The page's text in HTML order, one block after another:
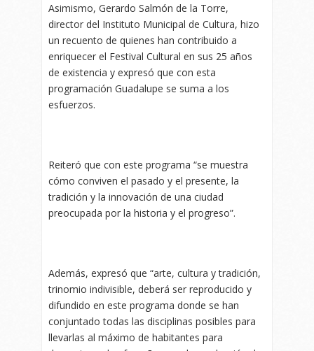
Asimismo, Gerardo Salmón de la Torre,
director del Instituto Municipal de Cultura, hizo
un recuento de quienes han contribuido a
enriquecer el Festival Cultural en sus 25 años
de existencia y expresó que con esta
programación Guadalupe se suma a los
esfuerzos.
Reiteró que con este programa “se muestra
cómo conviven el pasado y el presente, la
tradición y la innovación de una ciudad
preocupada por la historia y el progreso”.
Además, expresó que “arte, cultura y tradición,
trinomio indivisible, deberá ser reproducido y
difundido en este programa donde se han
conjuntado todas las disciplinas posibles para
llevarlas al máximo de habitantes para